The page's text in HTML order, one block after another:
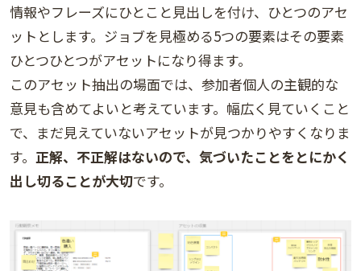
情報やフレーズにひとこと見出しを付け、ひとつのアセ
ットとします。ジョブを見極める5つの要素はその要素
ひとつひとつがアセットになり得ます。
このアセット抽出の場面では、参加者個人の主観的な
意見も含めてよいと考えています。幅広く見ていくこと
で、まだ見えていないアセットが見つかりやすくなりま
す。 正解、不正解はないので、気づいたことをとにかく
出し切ることが大切です。